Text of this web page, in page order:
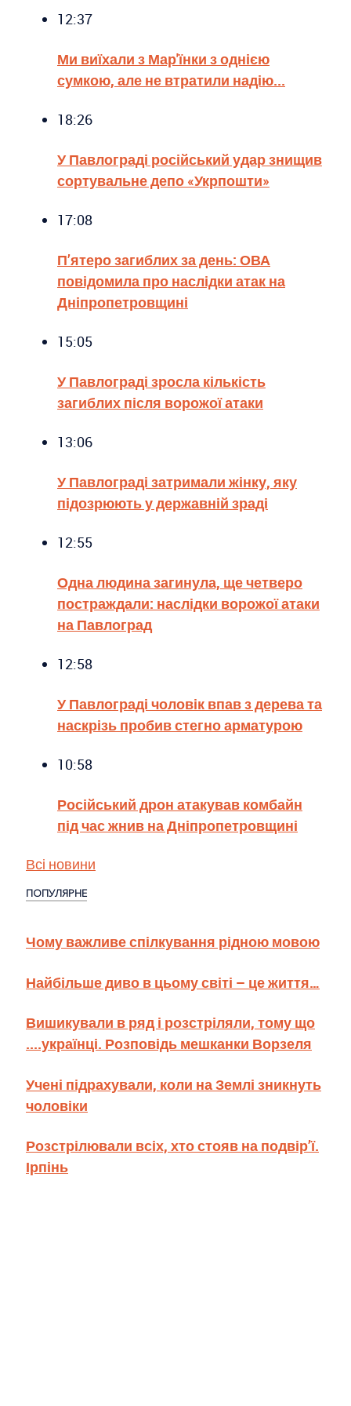
12:37
Ми виїхали з Мар'їнки з однією
сумкою, але не втратили надію...
18:26
У Павлограді російський удар знищив
сортувальне депо «Укрпошти»
17:08
П’ятеро загиблих за день: ОВА
повідомила про наслідки атак на
Дніпропетровщині
15:05
У Павлограді зросла кількість
загиблих після ворожої атаки
13:06
У Павлограді затримали жінку, яку
підозрюють у державній зраді
12:55
Одна людина загинула, ще четверо
постраждали: наслідки ворожої атаки
на Павлоград
12:58
У Павлограді чоловік впав з дерева та
наскрізь пробив стегно арматурою
10:58
Російський дрон атакував комбайн
під час жнив на Дніпропетровщині
Всі новини
ПОПУЛЯРНЕ
Чому важливе спілкування рідною мовою
Найбільше диво в цьому світі – це життя…
Вишикували в ряд і розстріляли, тому що
....українці. Розповідь мешканки Ворзеля
Учені підрахували, коли на Землі зникнуть
чоловіки
Розстрілювали всіх, хто стояв на подвір’ї.
Ірпінь